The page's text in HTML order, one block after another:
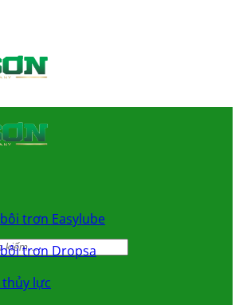
trơn Easylube
trơn Dropsa
lực